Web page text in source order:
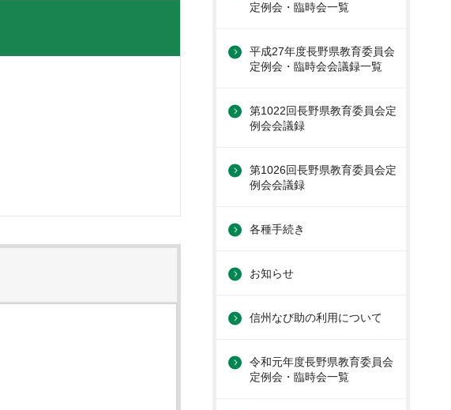
定例会・臨時会一覧
平成27年度長野県教育委員会
定例会・臨時会会議録一覧
第1022回長野県教育委員会定
例会会議録
第1026回長野県教育委員会定
例会会議録
各種手続き
お知らせ
信州なび助の利用について
令和元年度長野県教育委員会
定例会・臨時会一覧